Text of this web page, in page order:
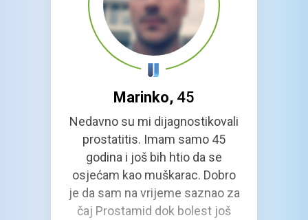
Marinko, 45
Nedavno su mi dijagnostikovali
prostatitis. Imam samo 45
godina i još bih htio da se
osjećam kao muškarac. Dobro
je da sam na vrijeme saznao za
čaj Prostamid dok bolest još